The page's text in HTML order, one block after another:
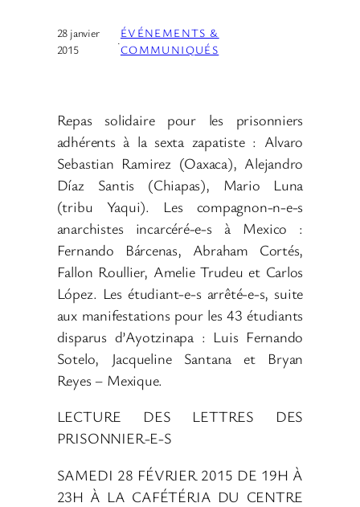
28 janvier
2015
·
ÉVÉNEMENTS &
COMMUNIQUÉS
Repas solidaire pour les prisonniers
adhérents à la sexta zapatiste : Alvaro
Sebastian Ramirez (Oaxaca), Alejandro
Díaz Santis (Chiapas), Mario Luna
(tribu Yaqui). Les compagnon-n-e-s
anarchistes incarcéré-e-s à Mexico :
Fernando Bárcenas, Abraham Cortés,
Fallon Roullier, Amelie Trudeu et Carlos
López. Les étudiant-e-s arrêté-e-s, suite
aux manifestations pour les 43 étudiants
disparus d’Ayotzinapa : Luis Fernando
Sotelo, Jacqueline Santana et Bryan
Reyes – Mexique.
LECTURE DES LETTRES DES
PRISONNIER-E-S
SAMEDI 28 FÉVRIER 2015 DE 19H À
23H À LA CAFÉTÉRIA DU CENTRE